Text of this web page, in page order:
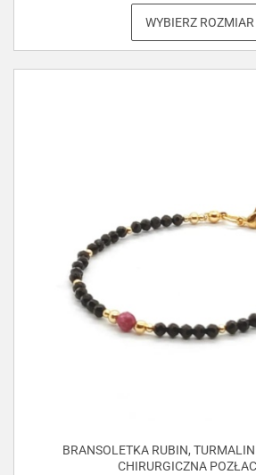
WYBIERZ ROZMIAR
BRANSOLETKA RUBIN,
CHIRURGICZNA